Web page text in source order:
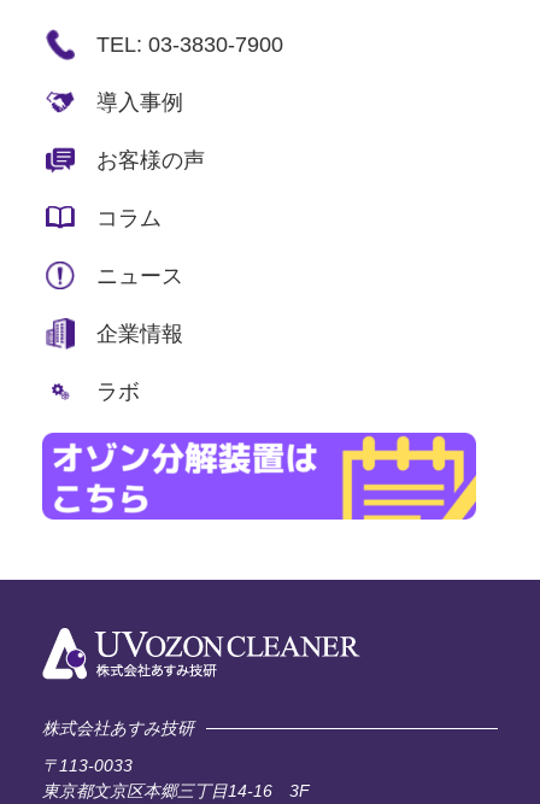
TEL: 03-3830-7900
導入事例
お客様の声
コラム
ニュース
企業情報
ラボ
株式会社あすみ技研
〒113-0033
東京都文京区本郷三丁目14-16 3F